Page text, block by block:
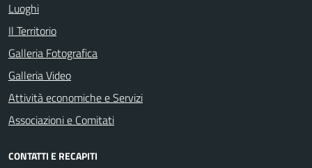
Luoghi
Il Territorio
Galleria Fotografica
Galleria Video
Attività economiche e Servizi
Associazioni e Comitati
CONTATTI E RECAPITI